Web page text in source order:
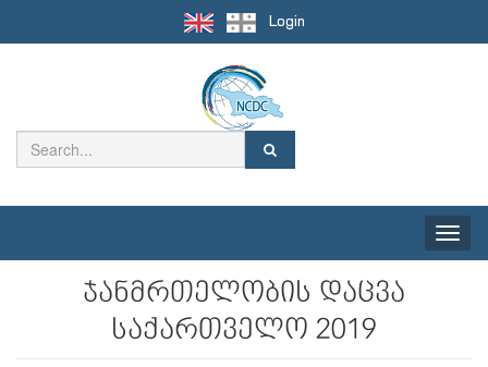
Login
Toggle
ჯანმრთელობის დაცვა
საქართველო 2019